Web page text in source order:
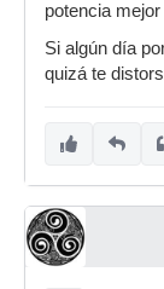
potencia
Si algún día
quizá te